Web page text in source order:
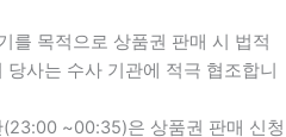
를 목적으로 상품권 판매 시 법적
당사는 수사 기관에 적극 협조합니
~00:35)은 상품권 판매 신청